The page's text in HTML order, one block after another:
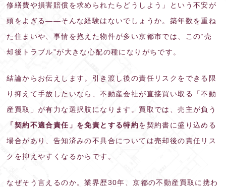
修繕費や損害賠償を求められたらどうしよう」という不安が
頭をよぎる——そんな経験はないでしょうか。築年数を重ね
た住まいや、事情を抱えた物件が多い京都市では、この“売
却後トラブル”が大きな心配の種になりがちです。
結論からお伝えします。引き渡し後の責任リスクをできる限
り抑えて手放したいなら、不動産会社が直接買い取る「不動
産買取」が有力な選択肢になります。買取では、売主が負う
「契約不適合責任」を免責とする特約を契約書に盛り込める
場合があり、告知済みの不具合については売却後の責任リス
クを抑えやすくなるからです。
なぜそう言えるのか。業界歴30年、京都の不動産買取に携わ